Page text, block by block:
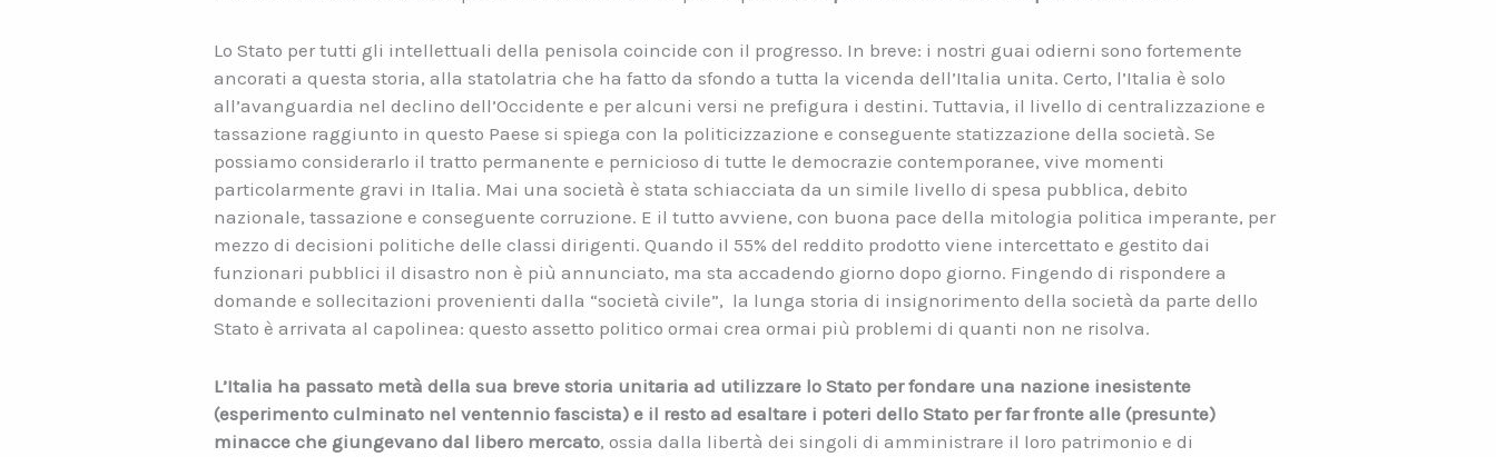
Lo Stato per tutti gli intellettuali della penisola coincide con il progresso. In breve: i nostri guai odierni sono fortemente
ancorati a questa storia, alla statolatria che ha fatto da sfondo a tutta la vicenda dell’Italia unita. Certo, l’Italia è solo
all’avanguardia nel declino dell’Occidente e per alcuni versi ne prefigura i destini. Tuttavia, il livello di centralizzazione e
tassazione raggiunto in questo Paese si spiega con la politicizzazione e conseguente statizzazione della società. Se
possiamo considerarlo il tratto permanente e pernicioso di tutte le democrazie contemporanee, vive momenti
particolarmente gravi in Italia. Mai una società è stata schiacciata da un simile livello di spesa pubblica, debito
nazionale, tassazione e conseguente corruzione. E il tutto avviene, con buona pace della mitologia politica imperante, per
mezzo di decisioni politiche delle classi dirigenti. Quando il 55% del reddito prodotto viene intercettato e gestito dai
funzionari pubblici il disastro non è più annunciato, ma sta accadendo giorno dopo giorno. Fingendo di rispondere a
domande e sollecitazioni provenienti dalla “società civile”, la lunga storia di insignorimento della società da parte dello
Stato è arrivata al capolinea: questo assetto politico ormai crea ormai più problemi di quanti non ne risolva.
L’Italia ha passato metà della sua breve storia unitaria ad utilizzare lo Stato per fondare una nazione inesistente
(esperimento culminato nel ventennio fascista) e il resto ad esaltare i poteri dello Stato per far fronte alle (presunte)
minacce che giungevano dal libero mercato, ossia dalla libertà dei singoli di amministrare il loro patrimonio e di